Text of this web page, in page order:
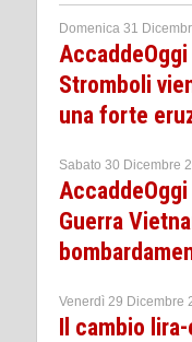
Domenica 31
Stromboli
una forte
Sabato 30 Dicembre
Guerra
Venerdì 29 Dicembre
Il cambio